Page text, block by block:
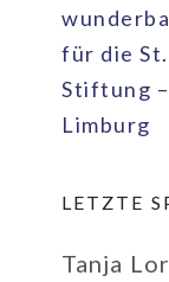
für die
Stiftung
Limburg
LETZTE
Tanja